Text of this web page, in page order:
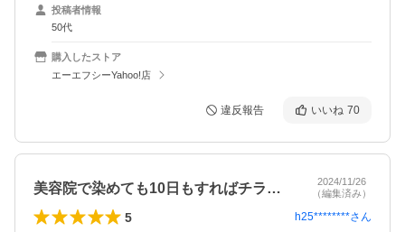
投稿者情報
50代
購入したストア
エーエフシーYahoo!店
違反報告 いいね 70
美容院で染めても10日もすればチラホラ…
2024/11/26
（編集済み）
5 h25********さん